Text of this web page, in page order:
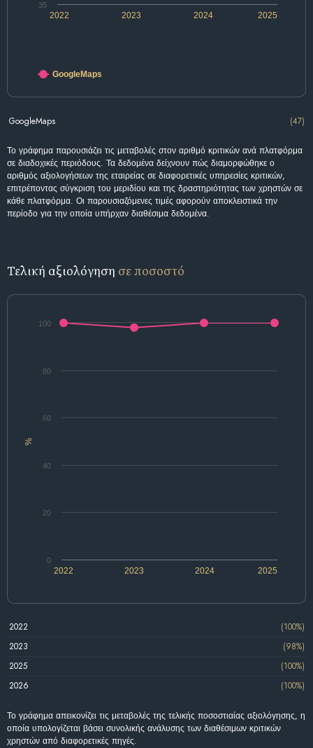
2022 2024
2023 2025
35
GoogleMaps
GoogleMaps (47)
Το γράφημα παρουσιάζει τις μεταβολές στον αριθμό κριτικών ανά πλατφόρμα
σε διαδοχικές περιόδους. Τα δεδομένα δείχνουν πώς διαμορφώθηκε ο
αριθμός αξιολογήσεων της εταιρείας σε διαφορετικές υπηρεσίες κριτικών,
επιτρέποντας σύγκριση του μεριδίου και της δραστηριότητας των χρηστών σε
κάθε πλατφόρμα. Οι παρουσιαζόμενες τιμές αφορούν αποκλειστικά την
περίοδο για την οποία υπήρχαν διαθέσιμα δεδομένα.
Τελική αξιολόγηση σε ποσοστό
%
2022 2024
2023 2025
0
20
40
60
80
100
2022
(100%)
2023
(98%)
2025
(100%)
2026
(100%)
Το γράφημα απεικονίζει τις μεταβολές της τελικής ποσοστιαίας αξιολόγησης, η
οποία υπολογίζεται βάσει συνολικής ανάλυσης των διαθέσιμων κριτικών
χρηστών από διαφορετικές πηγές.